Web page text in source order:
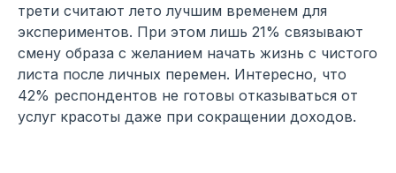
трети считают лето лучшим временем для
экспериментов. При этом лишь 21% связывают
смену образа с желанием начать жизнь с чистого
листа после личных перемен. Интересно, что
42% респондентов не готовы отказываться от
услуг красоты даже при сокращении доходов.